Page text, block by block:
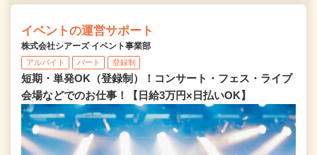
イベントの運営サポート
株式会社シアーズ イベント事業部
アルバイト パート 登録制
短期・単発OK（登録制）！コンサート・フェス・ライブ
会場などでのお仕事！【日給3万円×日払いOK】